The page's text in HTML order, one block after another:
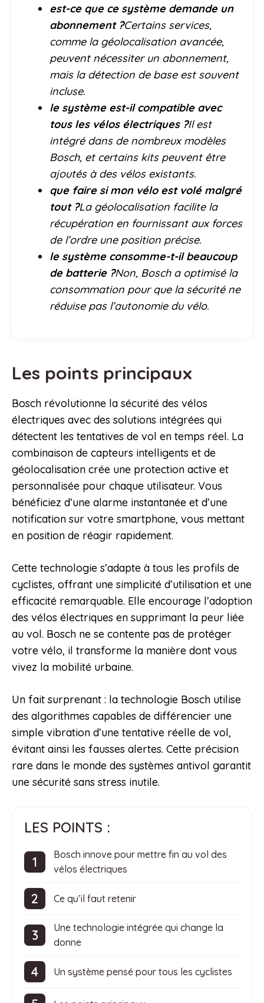
est-ce que ce système demande un
abonnement ?Certains services,
comme la géolocalisation avancée,
peuvent nécessiter un abonnement,
mais la détection de base est souvent
incluse.
le système est-il compatible avec
tous les vélos électriques ?Il est
intégré dans de nombreux modèles
Bosch, et certains kits peuvent être
ajoutés à des vélos existants.
que faire si mon vélo est volé malgré
tout ?La géolocalisation facilite la
récupération en fournissant aux forces
de l’ordre une position précise.
le système consomme-t-il beaucoup
de batterie ?Non, Bosch a optimisé la
consommation pour que la sécurité ne
réduise pas l’autonomie du vélo.
Les points principaux
Bosch révolutionne la sécurité des vélos
électriques avec des solutions intégrées qui
détectent les tentatives de vol en temps réel. La
combinaison de capteurs intelligents et de
géolocalisation crée une protection active et
personnalisée pour chaque utilisateur. Vous
bénéficiez d’une alarme instantanée et d’une
notification sur votre smartphone, vous mettant
en position de réagir rapidement.
Cette technologie s’adapte à tous les profils de
cyclistes, offrant une simplicité d’utilisation et une
efficacité remarquable. Elle encourage l’adoption
des vélos électriques en supprimant la peur liée
au vol. Bosch ne se contente pas de protéger
votre vélo, il transforme la manière dont vous
vivez la mobilité urbaine.
Un fait surprenant : la technologie Bosch utilise
des algorithmes capables de différencier une
simple vibration d’une tentative réelle de vol,
évitant ainsi les fausses alertes. Cette précision
rare dans le monde des systèmes antivol garantit
une sécurité sans stress inutile.
LES POINTS :
Bosch innove pour mettre fin au vol des
vélos électriques
Ce qu’il faut retenir
Une technologie intégrée qui change la
donne
Un système pensé pour tous les cyclistes